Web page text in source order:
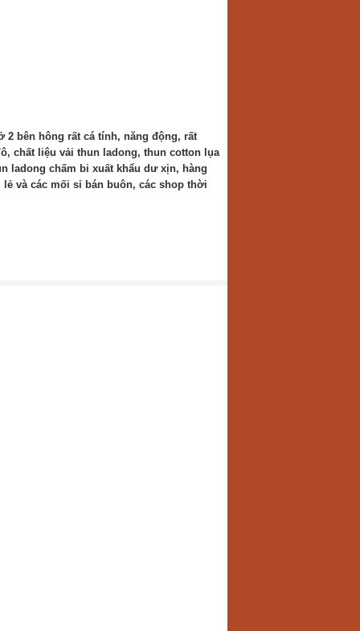
2 bên hông rất cá tính, năng động, rất
chất liệu vải thun ladong, thun cotton lụa
ladong chấm bi xuất khẩu dư xịn, hàng
và các mối sỉ bán buôn, các shop thời